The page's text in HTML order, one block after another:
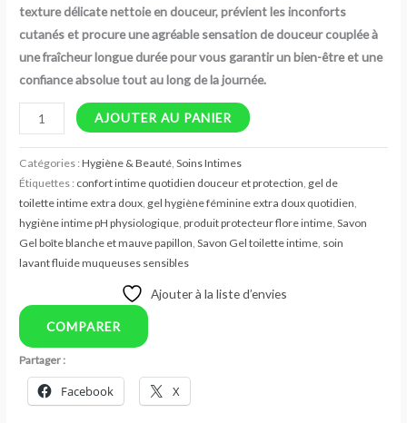
texture délicate nettoie en douceur, prévient les inconforts
cutanés et procure une agréable sensation de douceur couplée à
une fraîcheur longue durée pour vous garantir un bien-être et une
confiance absolue tout au long de la journée.
pour
Confort
Intime
Quotidien
AJOUTER AU PANIER
Catégories :Hygiène & Beauté,Soins Intimes
Étiquettes : confort intime quotidien douceur et protection, gel de
toilette intime extra doux, gel hygiène féminine extra doux quotidien,
hygiène intime pH physiologique,produit protecteur flore intime,Savon
Gel boîte blanche et mauve papillon,Savon Gel toilette intime, soin
lavant fluide muqueuses sensibles
Ajouter à la liste d’envies
COMPARER
Partager :
Facebook X